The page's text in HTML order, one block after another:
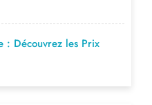
: Découvrez les Prix